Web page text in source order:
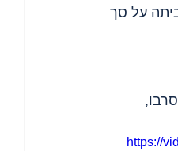
על סך
https://